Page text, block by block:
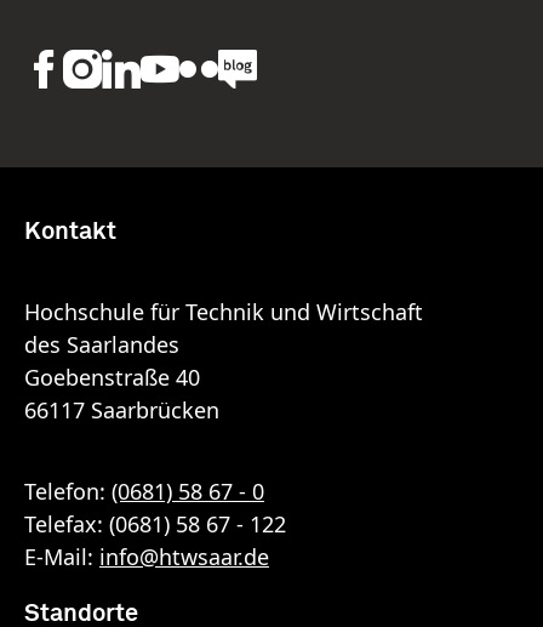
Kontakt
Hochschule für Technik und Wirtschaft
des Saarlandes
Goebenstraße 40
66117 Saarbrücken
Telefon: (0681) 58 67 - 0
Telefax: (0681) 58 67 - 122
E-Mail: info@htwsaar.de
Standorte